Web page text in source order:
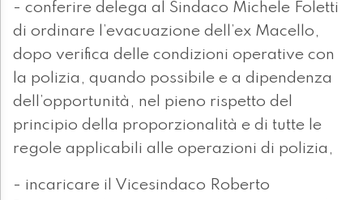
- conferire delega al Sindaco Michele Foletti
di ordinare l’evacuazione dell’ex Macello,
dopo verifica delle condizioni operative con
la polizia, quando possibile e a dipendenza
dell’opportunità, nel pieno rispetto del
principio della proporzionalità e di tutte le
regole applicabili alle operazioni di polizia,
- incaricare il Vicesindaco Roberto